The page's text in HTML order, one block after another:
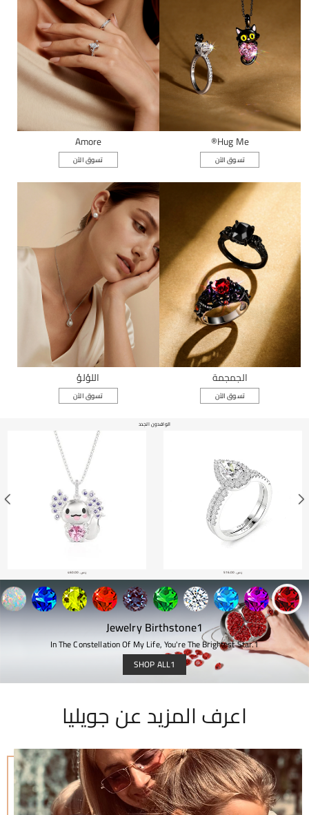
Hug Me®
تسوق الآن
Amore
تسوق الآن
الجمجمة
تسوق الآن
اللؤلؤ
تسوق الآن
الوافدون الجدد
ر.س.‏ 460.00 ر.س.‏ 500.00
Jewelry Birthstone1
In The Constellation Of My Life, You're The Brightest Star.1
SHOP ALL1
اعرف المزيد عن جويليا